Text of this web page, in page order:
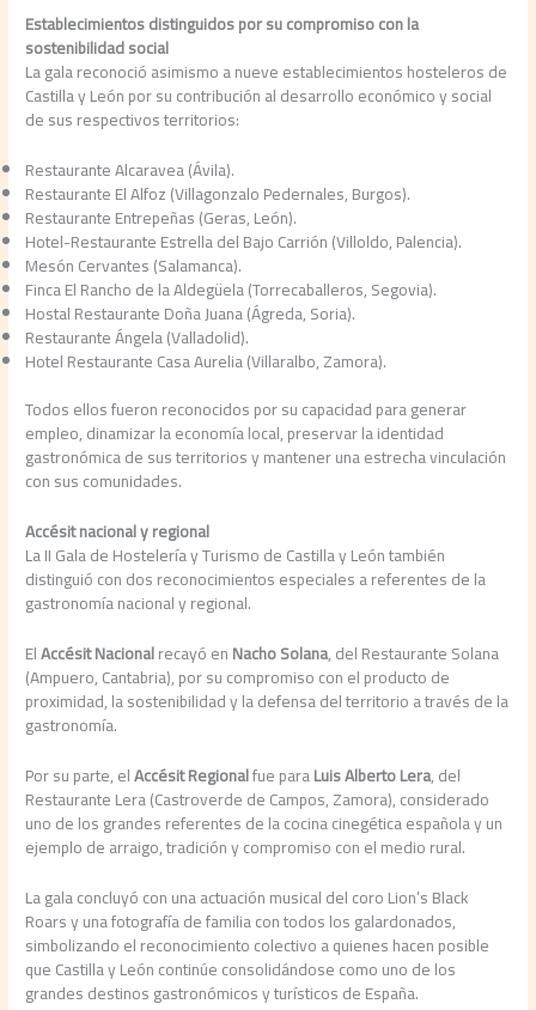
Establecimientos distinguidos por su compromiso con la
sostenibilidad social
La gala reconoció asimismo a nueve establecimientos hosteleros de
Castilla y León por su contribución al desarrollo económico y social
de sus respectivos territorios:
Restaurante Alcaravea (Ávila).
Restaurante El Alfoz (Villagonzalo Pedernales, Burgos).
Restaurante Entrepeñas (Geras, León).
Hotel-Restaurante Estrella del Bajo Carrión (Villoldo, Palencia).
Mesón Cervantes (Salamanca).
Finca El Rancho de la Aldegüela (Torrecaballeros, Segovia).
Hostal Restaurante Doña Juana (Ágreda, Soria).
Restaurante Ángela (Valladolid).
Hotel Restaurante Casa Aurelia (Villaralbo, Zamora).
Todos ellos fueron reconocidos por su capacidad para generar
empleo, dinamizar la economía local, preservar la identidad
gastronómica de sus territorios y mantener una estrecha vinculación
con sus comunidades.
Accésit nacional y regional
La II Gala de Hostelería y Turismo de Castilla y León también
distinguió con dos reconocimientos especiales a referentes de la
gastronomía nacional y regional.
ElAccésit Nacionalrecayó enNacho Solana, del Restaurante Solana
(Ampuero, Cantabria), por su compromiso con el producto de
proximidad, la sostenibilidad y la defensa del territorio a través de la
gastronomía.
Por su parte, elAccésit Regionalfue paraLuis Alberto Lera, del
Restaurante Lera (Castroverde de Campos, Zamora), considerado
uno de los grandes referentes de la cocina cinegética española y un
ejemplo de arraigo, tradición y compromiso con el medio rural.
La gala concluyó con una actuación musical del coro Lion’s Black
Roars y una fotografía de familia con todos los galardonados,
simbolizando el reconocimiento colectivo a quienes hacen posible
que Castilla y León continúe consolidándose como uno de los
grandes destinos gastronómicos y turísticos de España.